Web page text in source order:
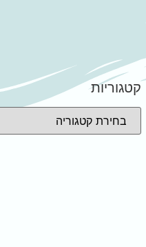
קטגוריות